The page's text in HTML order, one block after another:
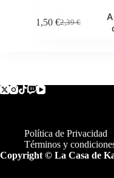
2,39€
El
1,50 €El
Política de Privacidad
Términos y
Copyright © La Casa de